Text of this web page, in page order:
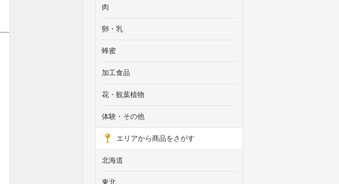
肉
卵・乳
蜂蜜
加工食品
花・観葉植物
体験・その他
エリアから商品をさがす
北海道
東北